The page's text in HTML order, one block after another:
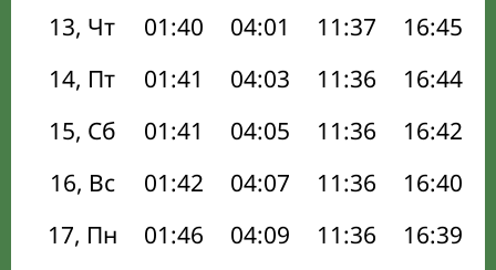
13, Чт
01:40 04:01 11:37 16:45
14, Пт
01:41 04:03 11:36 16:44
15, Сб
01:41 04:05 11:36 16:42
16, Вс
01:42 04:07 11:36 16:40
17, Пн
01:46 04:09 11:36 16:39